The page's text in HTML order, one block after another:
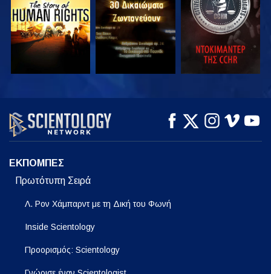
ΠΑΡΑΚΟΛΟΥΘΗΣΤΕ ΠΑΡΑΚΟΛΟΥΘΗΣΤΕ
ΕΞΕΡΕΥΝΗΣΤΕ ΤΗ
ΣΕΙΡΑ
ΕΚΠΟΜΠΕΣ
Πρωτότυπη Σειρά
Λ. Ρον Χάμπαρντ με τη Δική του Φωνή
Inside Scientology
Προορισμός: Scientology